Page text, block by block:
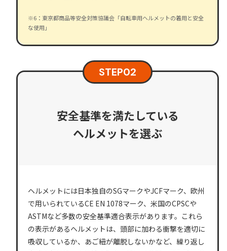
※6：東京都商品等安全対策協議会「自転車用ヘルメットの着用と安全
な使用」
STEP02
安全基準を満たしている
ヘルメットを選ぶ
ヘルメットには日本独自のSGマークやJCFマーク、欧州
で用いられているCE EN 1078マーク、米国のCPSCや
ASTMなど多数の安全基準適合表示があります。これら
の表示があるヘルメットは、頭部に加わる衝撃を適切に
吸収しているか、あご紐が離脱しないかなど、繰り返し